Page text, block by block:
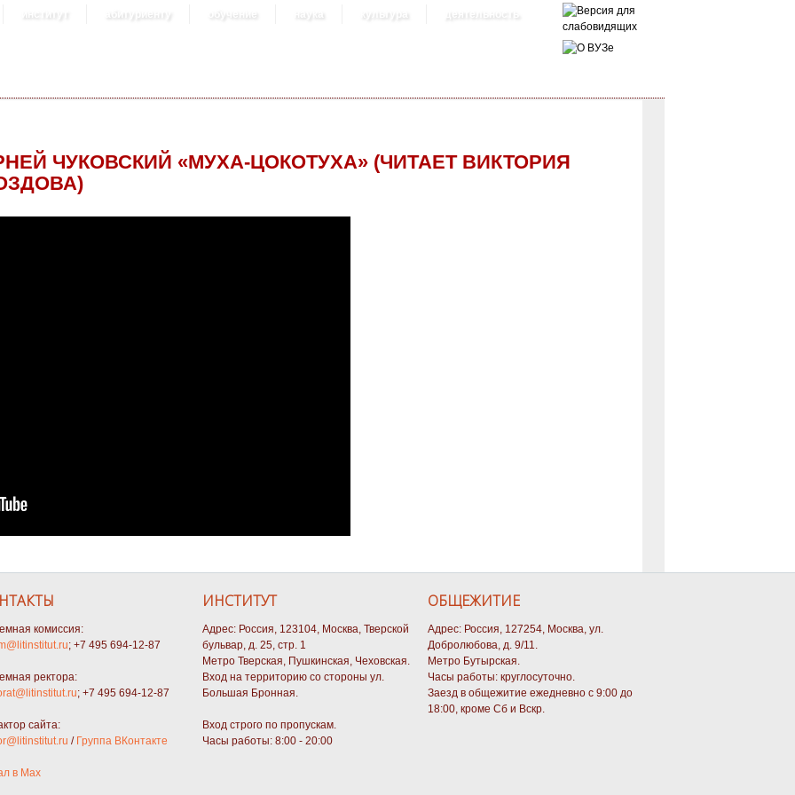
институт абитуриенту обучение наука культура деятельность
ЧУКОВСКИЙ «МУХА-ЦОКОТУХА» (ЧИТАЕТ ВИКТОРИЯ
комиссия:
; +7 495 694-12-87
ректора:
; +7 495 694-12-87
сайта:
/ Группа ВКонтакте
в Max
ИНСТИТУТ
Адрес: Россия, 123104, Москва, Тверской
бульвар, д. 25, стр. 1
Метро Тверская, Пушкинская, Чеховская.
Вход на территорию со стороны ул.
Большая Бронная.
Вход строго по пропускам.
Часы работы: 8:00 - 20:00
ОБЩЕЖИТИЕ
Адрес: Россия, 127254, Москва, ул.
Добролюбова, д. 9/11.
Метро Бутырская.
Часы работы: круглосуточно.
Заезд в общежитие ежедневно с 9:00 до
18:00, кроме Сб и Вскр.